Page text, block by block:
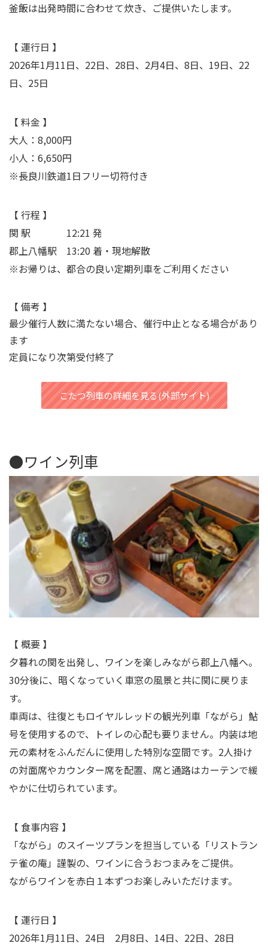
釜飯は出発時間に合わせて炊き、ご提供いたします。
【 運行日 】
2026年1月11日、22日、28日、2月4日、8日、19日、22
日、25日
【 料金 】
大人：8,000円
小人：6,650円
※長良川鉄道1日フリー切符付き
【 行程 】
関 駅 12:21 発
郡上八幡駅 13:20 着・現地解散
※お帰りは、都合の良い定期列車をご利用ください
【 備考 】
最少催行人数に満たない場合、催行中止となる場合があり
ます
定員になり次第受付終了
こたつ列車の詳細を見る(外部サイト)
●ワイン列車
【 概要 】
夕暮れの関を出発し、ワインを楽しみながら郡上八幡へ。
30分後に、暗くなっていく車窓の風景と共に関に戻りま
す。
車両は、往復ともロイヤルレッドの観光列車「ながら」鮎
号を使用するので、トイレの心配も要りません。内装は地
元の素材をふんだんに使用した特別な空間です。2人掛け
の対面席やカウンター席を配置、席と通路はカーテンで緩
やかに仕切られています。
【 食事内容 】
「ながら」のスイーツプランを担当している「リストラン
テ雀の庵」謹製の、ワインに合うおつまみをご提供。
ながらワインを赤白１本ずつお楽しみいただけます。
【 運行日 】
2026年1月11日、24日 2月8日、14日、22日、28日